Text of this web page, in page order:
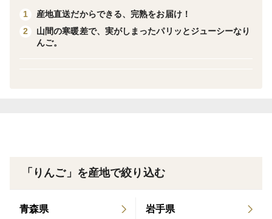
ネオニコフリーです。
産地の特徴
※5キロ箱で14個前後入りです。個数のご指定は出来ま
1
産地直送だからできる、完熟をお届け！
2
山間の寒暖差で、実がしまったパリッとジューシーなり
んご。
「りんご」を産地で絞り込む
青森県 岩手県